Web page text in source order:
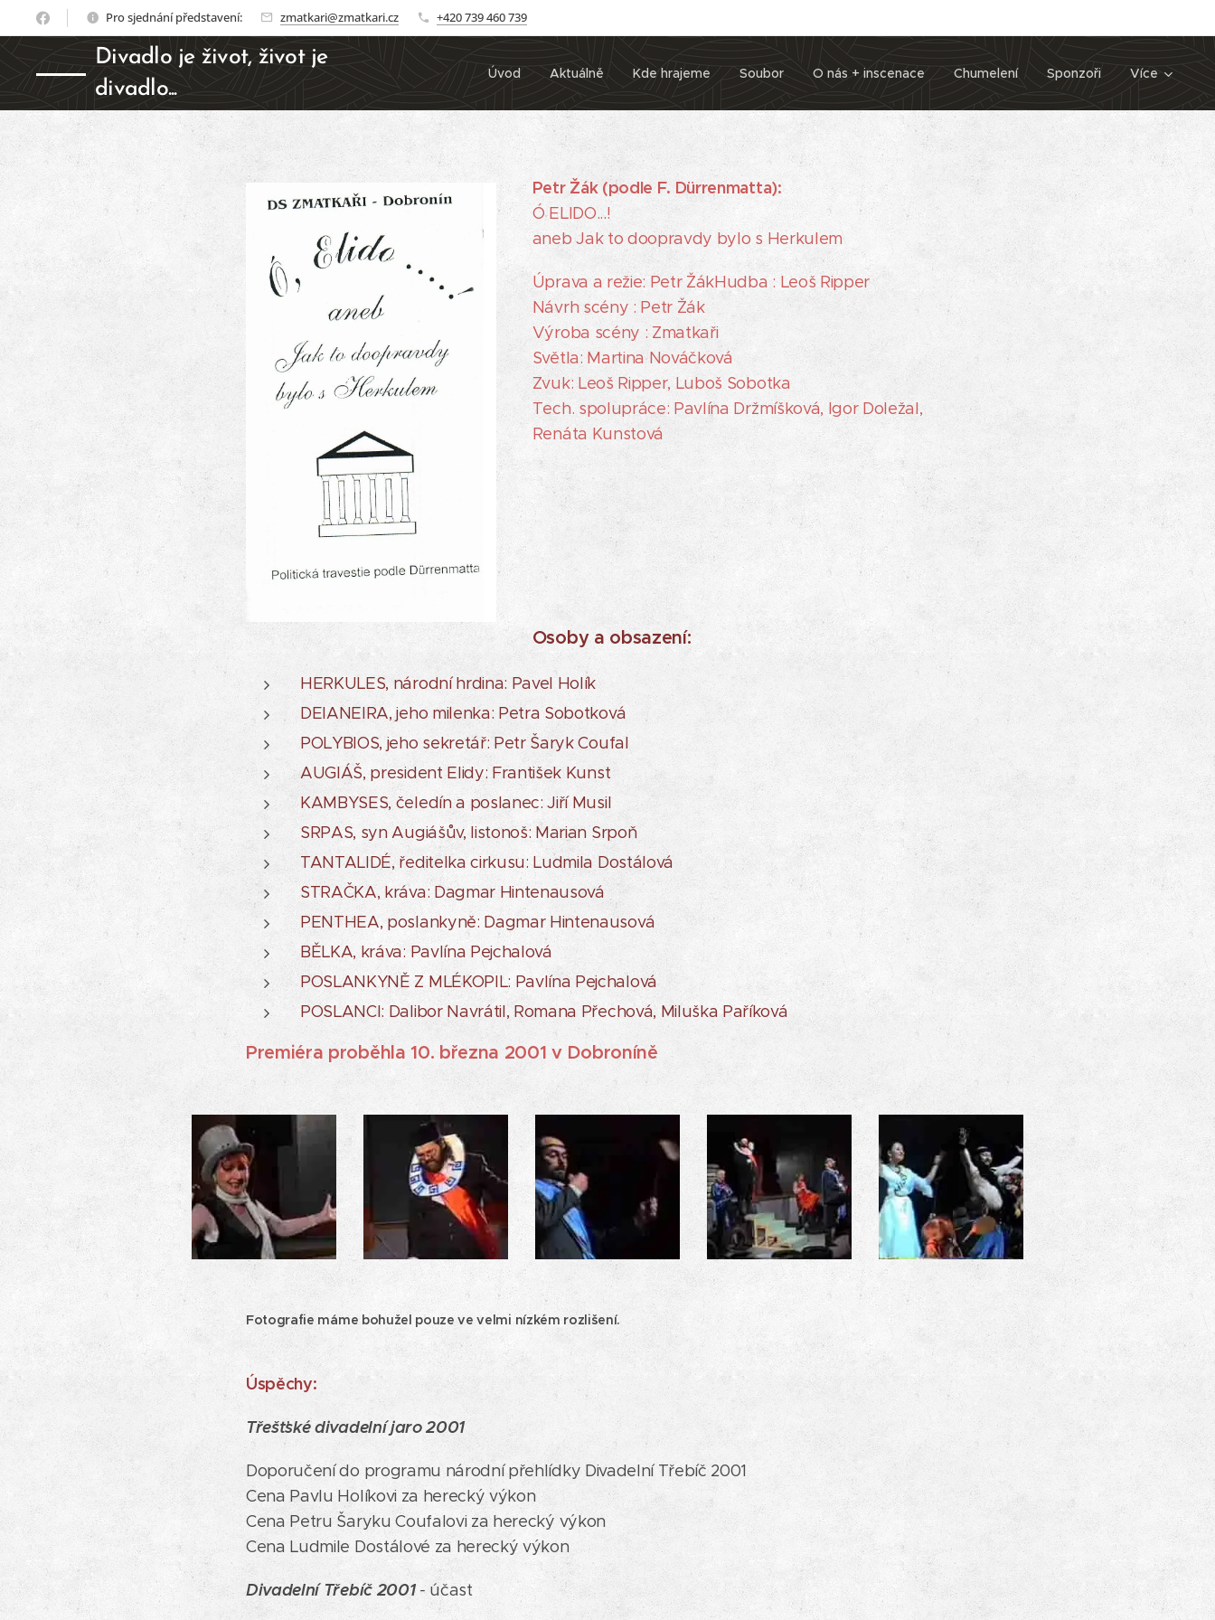
Pro sjednání představení: zmatkari@zmatkari.cz +420 739 460 739
Divadlo je život, život je
divadlo...
Úvod Aktuálně Kde hrajeme Soubor O nás + inscenace Chumelení Sponzoři Více
Petr Žák (podle F. Dürrenmatta):
Ó ELIDO...!
aneb Jak to doopravdy bylo s Herkulem
Úprava a režie: Petr ŽákHudba : Leoš Ripper
Návrh scény : Petr Žák
Výroba scény : Zmatkaři
Světla: Martina Nováčková
Zvuk: Leoš Ripper, Luboš Sobotka
Tech. spolupráce: Pavlína Držmíšková, Igor Doležal,
Renáta Kunstová
Osoby a obsazení:
HERKULES, národní hrdina: Pavel Holík
DEIANEIRA, jeho milenka: Petra Sobotková
POLYBIOS, jeho sekretář: Petr Šaryk Coufal
AUGIÁŠ, president Elidy: František Kunst
KAMBYSES, čeledín a poslanec: Jiří Musil
SRPAS, syn Augiášův, listonoš: Marian Srpoň
TANTALIDÉ, ředitelka cirkusu: Ludmila Dostálová
STRAČKA, kráva: Dagmar Hintenausová
PENTHEA, poslankyně: Dagmar Hintenausová
BĚLKA, kráva: Pavlína Pejchalová
POSLANKYNĚ Z MLÉKOPIL: Pavlína Pejchalová
POSLANCI: Dalibor Navrátil, Romana Přechová, Miluška Paříková
Premiéra proběhla 10. března 2001 v Dobroníně
Fotografie máme bohužel pouze ve velmi nízkém rozlišení.
Úspěchy:
Třešťské divadelní jaro 2001
Doporučení do programu národní přehlídky Divadelní Třebíč 2001
Cena Pavlu Holíkovi za herecký výkon
Cena Petru Šaryku Coufalovi za herecký výkon
Cena Ludmile Dostálové za herecký výkon
Divadelní Třebíč 2001 - účast